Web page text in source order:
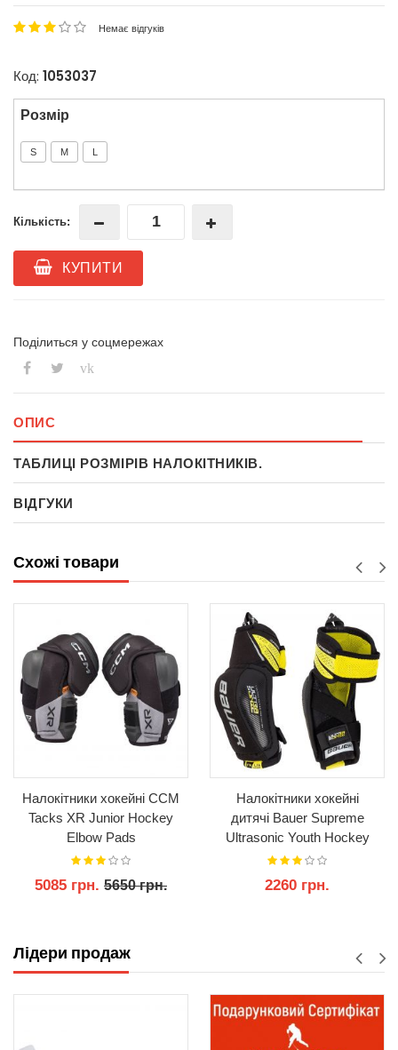
Немає відгуків
Код: 1053037
Розмір
S M L
Кількість:
КУПИТИ
Поділиться у соцмережах
vk
ОПИС
ТАБЛИЦІ РОЗМІРІВ НАЛОКІТНИКІВ.
ВІДГУКИ
Схожі товари
Налокітники хокейні CCM
Tacks XR Junior Hockey
Elbow Pads
5085 грн. 5650 грн.
Налокітники хокейні
дитячі Bauer Supreme
Ultrasonic Youth Hockey
Elbow Pads
2260 грн.
Лідери продаж